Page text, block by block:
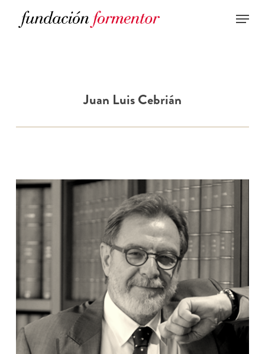
Juan Luis Cebrián